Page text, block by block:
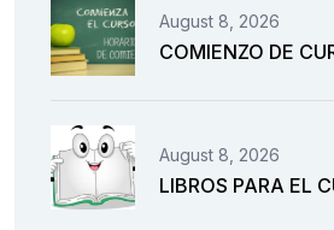
August 8, 2026
COMIENZO DE
August 8, 2026
LIBROS PARA EL